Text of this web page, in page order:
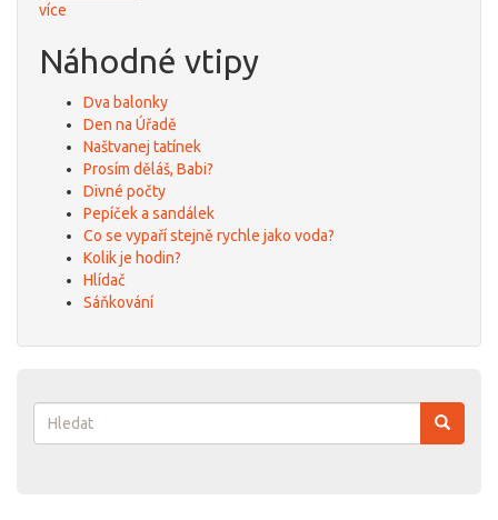
více
Náhodné vtipy
Dva balonky
Den na Úřadě
Naštvanej tatínek
Prosím děláš, Babi?
Divné počty
Pepíček a sandálek
Co se vypaří stejně rychle jako voda?
Kolik je hodin?
Hlídač
Sáňkování
Vyhledávání